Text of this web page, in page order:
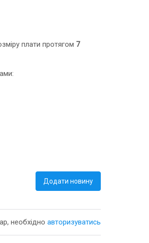
плати протягом 7
Додати новину
необхідно авторизуватись